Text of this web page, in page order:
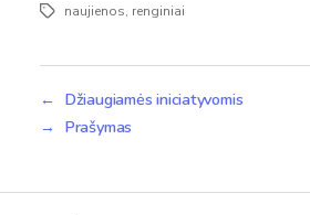
Žymosnaujienos, renginiai
← Džiaugiamės iniciatyvomis
→ Prašymas